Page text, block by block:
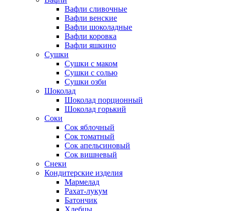
Вафли сливочные
Вафли венские
Вафли шоколадные
Вафли коровка
Вафли яшкино
Сушки
Сушки с маком
Сушки с солью
Сушки озби
Шоколад
Шоколад порционный
Шоколад горький
Соки
Сок яблочный
Сок томатный
Сок апельсиновый
Сок вишневый
Снеки
Кондитерские изделия
Мармелад
Рахат-лукум
Батончик
Хлебцы